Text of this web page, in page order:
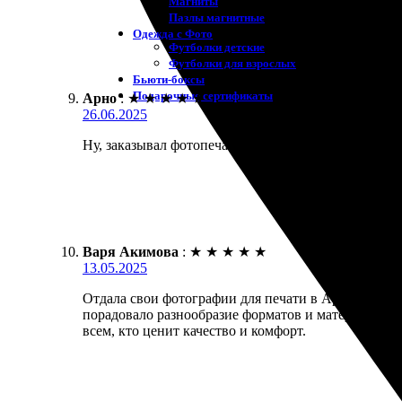
Пазлы магнитные
Одежда с Фото
Футболки детские
Футболки для взрослых
Бьюти-боксы
Подарочные сертификаты
Арно : ★ ★ ★ ★ ★
26.06.2025
Ну, заказывал фотопечать 30х30. Качество на
Варя Акимова : ★ ★ ★ ★ ★
13.05.2025
Отдала свои фотографии для печати в Артеме.
порадовало разнообразие форматов и
всем, кто ценит качество и комфорт.